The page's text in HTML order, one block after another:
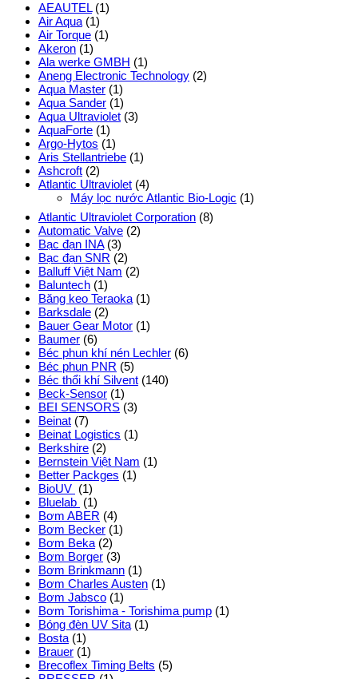
AEAUTEL (1)
Air Aqua (1)
Air Torque (1)
Akeron (1)
Ala werke GMBH (1)
Aneng Electronic Technology (2)
Aqua Master (1)
Aqua Sander (1)
Aqua Ultraviolet (3)
AquaForte (1)
Argo-Hytos (1)
Aris Stellantriebe (1)
Ashcroft (2)
Atlantic Ultraviolet (4)
Máy lọc nước Atlantic Bio-Logic (1)
Atlantic Ultraviolet Corporation (8)
Automatic Valve (2)
Bạc đạn INA (3)
Bạc đạn SNR (2)
Balluff Việt Nam (2)
Baluntech (1)
Băng keo Teraoka (1)
Barksdale (2)
Bauer Gear Motor (1)
Baumer (6)
Béc phun khí nén Lechler (6)
Béc phun PNR (5)
Béc thổi khí Silvent (140)
Beck-Sensor (1)
BEI SENSORS (3)
Beinat (7)
Beinat Logistics (1)
Berkshire (2)
Bernstein Việt Nam (1)
Better Packges (1)
BioUV (1)
Bluelab (1)
Bơm ABER (4)
Bơm Becker (1)
Bơm Beka (2)
Bơm Borger (3)
Bơm Brinkmann (1)
Bơm Charles Austen (1)
Bơm Jabsco (1)
Bơm Torishima - Torishima pump (1)
Bóng đèn UV Sita (1)
Bosta (1)
Brauer (1)
Brecoflex Timing Belts (5)